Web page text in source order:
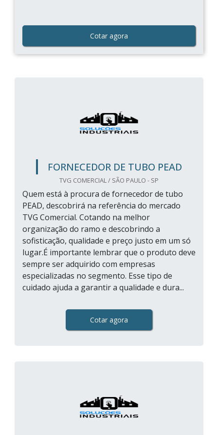
Cotar agora
FORNECEDOR DE TUBO PEAD
TVG COMERCIAL / SÃO PAULO - SP
Quem está à procura de fornecedor de tubo
PEAD, descobrirá na referência do mercado
TVG Comercial. Cotando na melhor
organização do ramo e descobrindo a
sofisticação, qualidade e preço justo em um só
lugar.É importante lembrar que o produto deve
sempre ser adquirido com empresas
especializadas no segmento. Esse tipo de
cuidado ajuda a garantir a qualidade e dura...
Cotar agora